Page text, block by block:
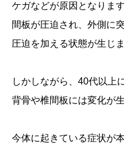
ケガなどが原因となりま
間板が圧迫され、外側に
圧迫を加える状態が生じま
しかしながら、40代以上
背骨や椎間板には変化が
今体に起きている症状が